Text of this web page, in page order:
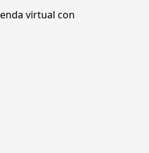
virtual con